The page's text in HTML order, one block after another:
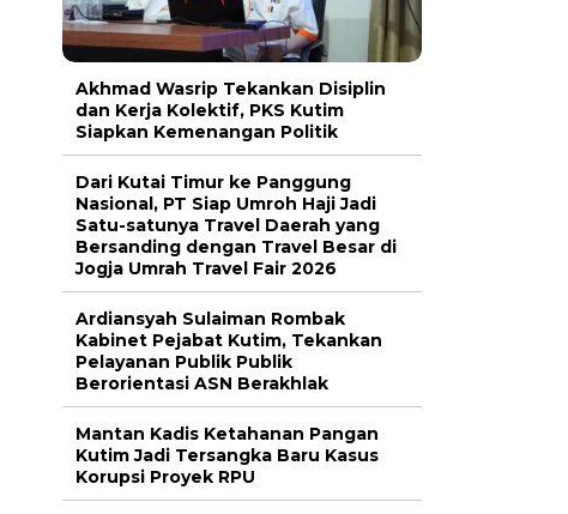
Akhmad Wasrip Tekankan Disiplin
dan Kerja Kolektif, PKS Kutim
Siapkan Kemenangan Politik
Dari Kutai Timur ke Panggung
Nasional, PT Siap Umroh Haji Jadi
Satu-satunya Travel Daerah yang
Bersanding dengan Travel Besar di
Jogja Umrah Travel Fair 2026
Ardiansyah Sulaiman Rombak
Kabinet Pejabat Kutim, Tekankan
Pelayanan Publik Publik
Berorientasi ASN Berakhlak
Mantan Kadis Ketahanan Pangan
Kutim Jadi Tersangka Baru Kasus
Korupsi Proyek RPU